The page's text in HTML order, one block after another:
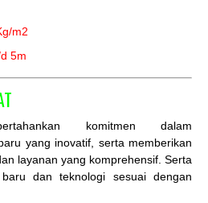
m2
5m
komitmen dalam
yang inovatif, serta memberikan
layanan yang komprehensif. Serta
dan teknologi sesuai dengan